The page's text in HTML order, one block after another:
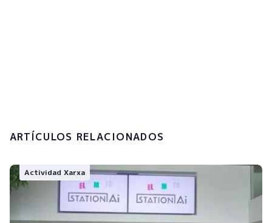
ARTÍCULOS RELACIONADOS
Actividad Xarxa